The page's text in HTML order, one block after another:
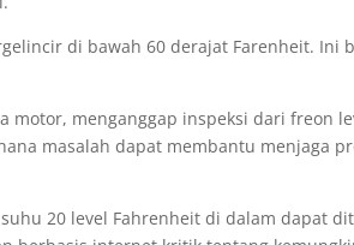
di bawah 60 derajat Farenheit. Ini
motor, menganggap inspeksi dari freon
masalah dapat membantu menjaga
20 level Fahrenheit di dalam dapat